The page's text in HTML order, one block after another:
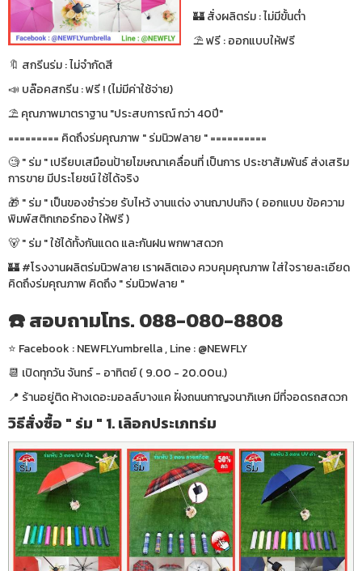
🏰 สั่งผลิตร่ม : ไม่มีขั้นต่ำ
⛱ ฟรี : ออกแบบให้ฟรี
🔖 สกรีนร่ม : ไม่จำกัดสี
📣 บล๊อคสกรีน : ฟรี ! (ไม่มีค่าใช้จ่าย)
⛱ คุณภาพมาตราฐาน "ประสบการณ์ กว่า 40ปี"
========= คิดถึงร่มคุณภาพ " ร่มนิวฟลาย " ==========
🧐 " ร่ม " เปรียบเสมือนป้ายโฆษณาเคลื่อนที่ เป็นการ ประชาสัมพันธ์ ส่งเสริม
การขาย มีประโยชน์ ใช้ได้จริง
🎁 " ร่ม " เป็นของชำร่วย รับไหว้ งานแต่ง งานฌาปนกิจ ( ออกแบบ ข้อความ
พิมพ์สติกเกอร์ทอง ให้ฟรี )
🐻 " ร่ม " ใช้ได้ทั้งกันแดด และกันฝน พกพาสดวก
🏰 #โรงงานผลิตร่มนิวฟลาย เราผลิตเอง ควบคุมคุณภาพ ใส่ใจรายละเอียด
คิดถึงร่มคุณภาพ คิดถึง " ร่มนิวฟลาย "
☎️ สอบถามโทร. 088-080-8808
⭐️ Facebook : NEWFLYumbrella , Line : @NEWFLY
📆 เปิดทุกวัน จันทร์ - อาทิตย์ ( 9.00 - 20.00น.)
📍 ร้านอยู่ติด ห้างเดอะมอลล์บางแค ฝั่งถนนกาญจนาภิเษก มีที่จอดรถสดวก
วิธีสั่งซื้อ " ร่ม " 1. เลิอกประเภทร่ม